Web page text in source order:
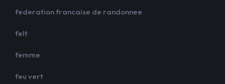
federation francaise de randonnee
felt
femme
feu vert